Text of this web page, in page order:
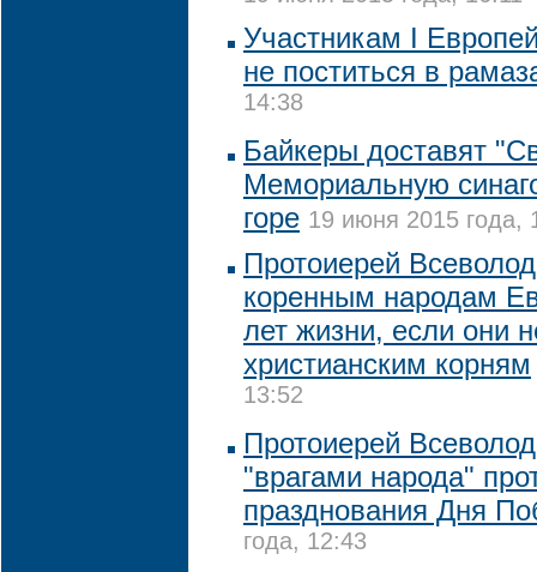
Участникам I
не поститься в
14:38
Байкеры доставят
Мемориальную
горе 19 июня 2015 года,
Протоиерей
коренным народам
лет жизни, если они
христианским корням
13:52
Протоиерей
"врагами народа"
празднования Дня
года, 12:43